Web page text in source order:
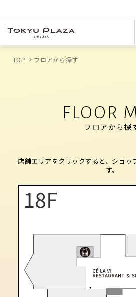
TOP フロアから探す
FLOOR
フロアから探
店舗エリアをクリックすると、ショッ
す。